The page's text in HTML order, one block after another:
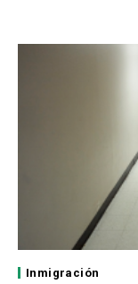
Inmigración